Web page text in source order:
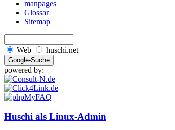
manpages
Glossar
Sitemap
Web huschi.net
powered by:
Huschi als Linux-Admin